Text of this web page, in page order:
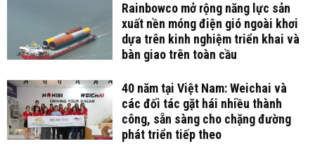
Rainbowco mở rộng năng lực sản
xuất nền móng điện gió ngoài khơi
dựa trên kinh nghiệm triển khai và
bàn giao trên toàn cầu
40 năm tại Việt Nam: Weichai và
các đối tác gặt hái nhiều thành
công, sẵn sàng cho chặng đường
phát triển tiếp theo